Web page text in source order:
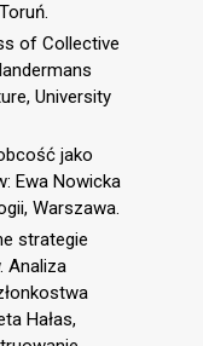
of Collective
University
jako
Ewa Nowicka
Warszawa.
strategie
Analiza
Hałas,